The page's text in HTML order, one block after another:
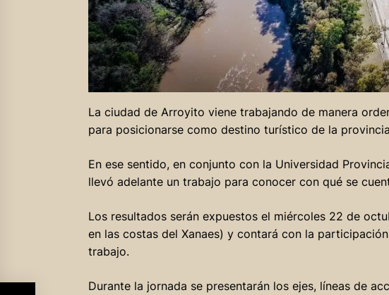
La ciudad de Arroyito viene trabajando de manera
para posicionarse como destino turístico de la
En ese sentido, en conjunto con la Universidad
llevó adelante un trabajo para conocer con qué se
Los resultados serán expuestos el miércoles 22 de
en las costas del Xanaes) y contará con la
trabajo.
Durante la jornada se presentarán los ejes, líneas de